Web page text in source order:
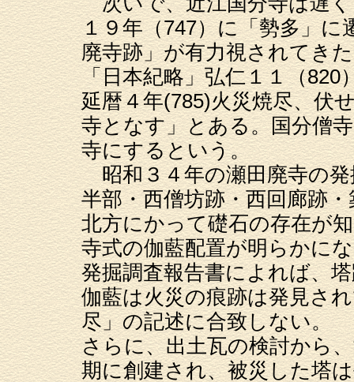
１９年（747）に「勢多」
廃寺跡」が有力視されてき
「日本紀略」弘仁１１（820
延暦４年(785)火災焼尽、伏
寺となす」とある。国分僧
寺にするという。
昭和３４年の瀬田廃寺の発
半部・西僧坊跡・西回廊跡
北方にかって礎石の存在が
寺式の伽藍配置が明らかに
発掘調査報告書によれば、
伽藍は火災の痕跡は発見さ
尽」の記述に合致しない。
さらに、出土瓦の検討から
期に創建され、被災した塔